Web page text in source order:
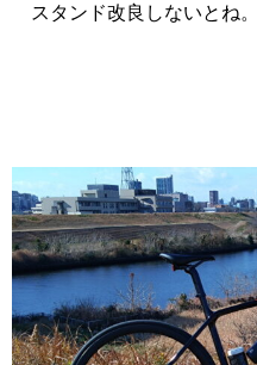
スタンド改良しないとね。